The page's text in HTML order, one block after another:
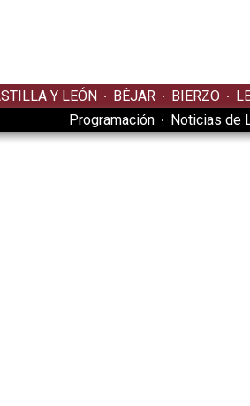
Y LEÓN BÉJAR BIERZO
Programación
Noticias de